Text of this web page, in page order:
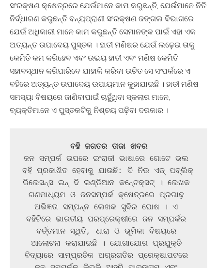
ସଂରକ୍ଷଣ କ୍ଷେତ୍ରରେ ଯେଉଁମାନେ କାମ କରୁଛନ୍ତି, ଯେଉଁମାନେ ନିତି
ନିର୍ଦ୍ଧାରଣ କରୁଛନ୍ତି ବନ୍ୟପ୍ରାଣୀ ସଂରକ୍ଷଣ ଜଙ୍ଗଲ ବିଭାଗରେ
ଯେଉଁ ଅଧିକାରୀ ମାନେ କାମ କରୁଛନ୍ତି ସେମାନଙ୍କ ପାଇଁ ଏହା ଏକ
ଅତ୍ୟନ୍ତ ଉପାଦେୟ ପୁସ୍ତକ । ହାତୀ ମଣିଷର ଯେଉଁ ଲଢ଼େଇ ତାକୁ
କେମିତି କମ କରିହେବ ଏବଂ ଉଭୟ ହାତୀ ଏବଂ ମଣିଷ କେମିତି
ସହାବସ୍ଥାନ କରିପାରିବେ ଯାହାକି କରିବା ଉଚିତ ସେ ସଂପର୍କରେ ଏ
ବହିରେ ଅତ୍ୟନ୍ତ ଉପାଦେୟ ଉପାୟମାନ କୁହାଯାଇଛି । ହାତୀ ମଣିଷ
ସମସ୍ୟା ବିଷୟରେ ଜାଣିବାପାଇଁ ଚାହୁଁଥିବା ସ୍କଲାର ମାନେ,
ବ୍ୟକ୍ତିମାନେ ଏ ପୁସ୍ତକଟିକୁ ନିଶ୍ଚୟ ପଢ଼ିବା ଦରକାର ।
ବହି ଜଗତର ତାଜା ଖବର
ଜନ ସମ୍ପର୍କ ଉପରେ ଇଂରାଜୀ ଭାଷାରେ ଗୋଟେ ଭଲ
ବହି ପ୍ରକାଶିତ ହେବାକୁ ଯାଉଛି: ଦି ନିଉ ଏଜ୍‍ ପବ୍‍ଲିକ୍‍
ରିଲେସନ୍‍ସ ଇନ୍‍ ଦି ଇଣ୍ଡିଆନ କନ୍‍ଟେକ୍‍ସଟ୍‍ । ଲେଖକ
ଗଣମାଧ୍ୟମ ଓ ଜନସମ୍ପର୍କ କ୍ଷେତ୍ରରେ ପ୍ରଗାଢ଼
ଅଭିଜ୍ଞତା ସମ୍ପନ୍ନ ଲେଖକ ସୁବିର ଘୋଷ । ଏ
ବହିଟିରେ ଭାରତୀୟ ପରପ୍ରେକ୍ଷୀରେ ଜନ ସମ୍ପର୍କର
ବର୍ତ୍ତମାନ ସ୍ଥିତି, ଧାରା ଓ ଭୂମିକା ବିଷୟରେ
ଆଲୋଚନା କରାଯାଇଛି । ଯୋଗାଯୋଗ ପ୍ରଯୁକ୍ତି
ବିଦ୍ୟାରେ ସାମ୍ପ୍ରତିକ ଅଗ୍ରଗତିର ପ୍ରେକ୍ଷାପଟରେ